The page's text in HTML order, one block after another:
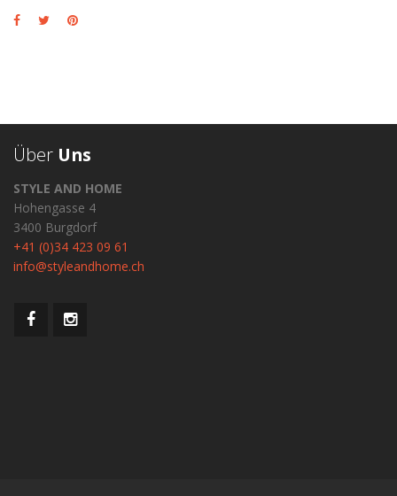
Über Uns
STYLE AND HOME
Hohengasse 4
3400 Burgdorf
+41 (0)34 423 09 61
info@styleandhome.ch